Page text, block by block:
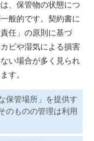
、保管物の状態につ
般的です。契約書に
任」の原則に基づ
ビや湿気による損害
い場合が多く見られ
す。
保管場所」を提供す
のものの管理は利用